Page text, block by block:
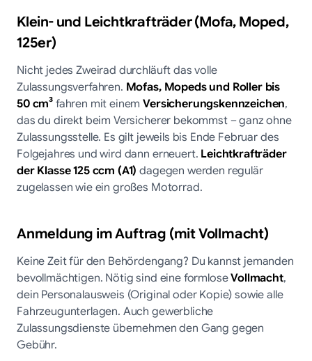
Klein- und Leichtkrafträder (Mofa, Moped,
125er)
Nicht jedes Zweirad durchläuft das volle
Zulassungsverfahren. Mofas, Mopeds und Roller bis
50 cm³fahren mit einemVersicherungskennzeichen,
das du direkt beim Versicherer bekommst – ganz ohne
Zulassungsstelle. Es gilt jeweils bis Ende Februar des
Folgejahres und wird dann erneuert.Leichtkrafträder
der Klasse 125 ccm (A1)dagegen werden regulär
zugelassen wie ein großes Motorrad.
Anmeldung im Auftrag (mit Vollmacht)
Keine Zeit für den Behördengang? Du kannst jemanden
bevollmächtigen. Nötig sind eine formloseVollmacht,
dein Personalausweis (Original oder Kopie) sowie alle
Fahrzeugunterlagen. Auch gewerbliche
Zulassungsdienste übernehmen den Gang gegen
Gebühr.